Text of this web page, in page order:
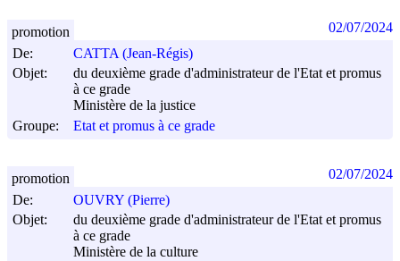
De:
CATTA (Jean-Régis)
Objet:
du deuxième grade d'administrateur de l'Etat et promus
à ce grade
Ministère de la justice
Groupe:
Etat et promus à ce grade
promotion 02/07/2024
De:
OUVRY (Pierre)
Objet:
du deuxième grade d'administrateur de l'Etat et promus
à ce grade
Ministère de la culture
promotion 02/07/2024